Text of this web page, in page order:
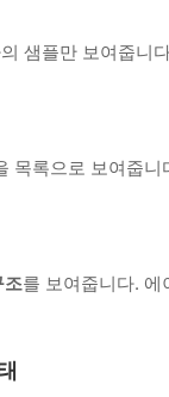
샘플만 보여줍니
목록으로 보여줍니
조를 보여줍니다. 에